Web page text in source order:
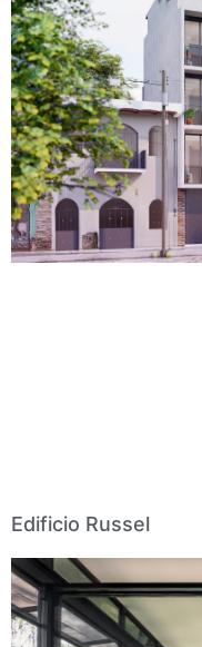
Edificio Russel